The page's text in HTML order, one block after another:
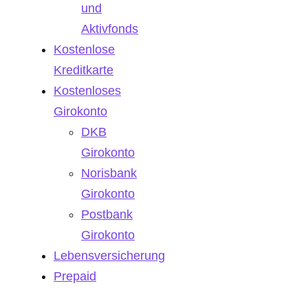
und
Aktivfonds
Kostenlose
Kreditkarte
Kostenloses
Girokonto
DKB
Girokonto
Norisbank
Girokonto
Postbank
Girokonto
Lebensversicherung
Prepaid